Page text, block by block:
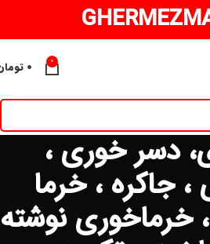
0 ۰
دسر خوری ،
جاکره ، خرما
نوشته